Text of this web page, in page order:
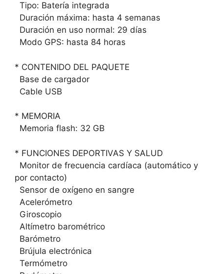
Tipo: Batería integrada
Duración máxima: hasta 4 semanas
Duración en uso normal: 29 días
Modo GPS: hasta 84 horas
* CONTENIDO DEL PAQUETE
Base de cargador
Cable USB
* MEMORIA
Memoria flash: 32 GB
* FUNCIONES DEPORTIVAS Y SALUD
Monitor de frecuencia cardíaca (automático y
por contacto)
Sensor de oxígeno en sangre
Acelerómetro
Giroscopio
Altímetro barométrico
Barómetro
Brújula electrónica
Termómetro